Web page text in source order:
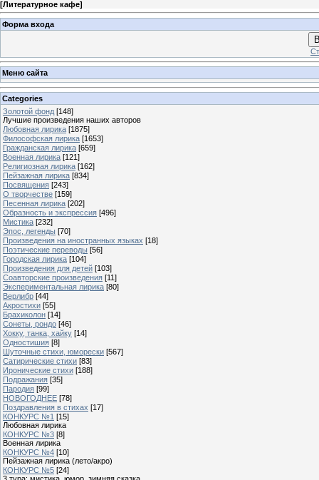
[Литературное кафе]
Форма входа
Меню сайта
Categories
Золотой фонд [148]
Лучшие произведения наших авторов
Любовная лирика [1875]
Философская лирика [1653]
Гражданская лирика [659]
Военная лирика [121]
Религиозная лирика [162]
Пейзажная лирика [834]
Посвящения [243]
О творчестве [159]
Песенная лирика [202]
Образность и экспрессия [496]
Мистика [232]
Эпос, легенды [70]
Произведения на иностранных языках [18]
Поэтические переводы [56]
Городская лирика [104]
Произведения для детей [103]
Соавторские произведения [11]
Экспериментальная лирика [80]
Верлибр [44]
Акростихи [55]
Брахиколон [14]
Сонеты, рондо [46]
Хокку, танка, хайку [14]
Одностишия [8]
Шуточные стихи, юморески [567]
Сатирические стихи [83]
Иронические стихи [188]
Подражания [35]
Пародия [99]
НОВОГОДНЕЕ [78]
Поздравления в стихах [17]
КОНКУРС №1 [15]
Любовная лирика
КОНКУРС №3 [8]
Военная лирика
КОНКУРС №4 [10]
Пейзажная лирика (лето/акро)
КОНКУРС №5 [24]